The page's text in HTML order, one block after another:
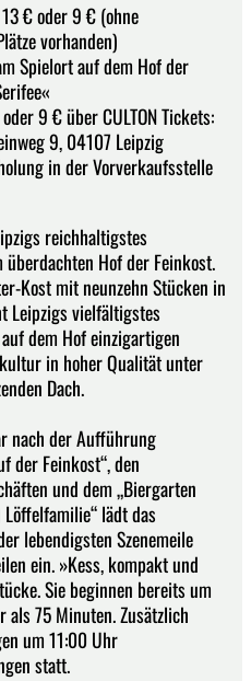
€ oder 9 € (ohne
vorhanden)
Spielort auf dem Hof der
9 € über CULTON Tickets:
9, 04107 Leipzig
in der Vorverkaufsstelle
reichhaltigstes
Hof der Feinkost.
Kost mit neunzehn Stücken in
Leipzigs vielfältigstes
dem Hof einzigartigen
in hoher Qualität unter
Dach.
nach der Aufführung
der Feinkost“, den
und dem „Biergarten
lädt das
lebendigsten Szenemeile
ein. »Kess, kompakt und
Sie beginnen bereits um
75 Minuten. Zusätzlich
um 11:00 Uhr
statt.